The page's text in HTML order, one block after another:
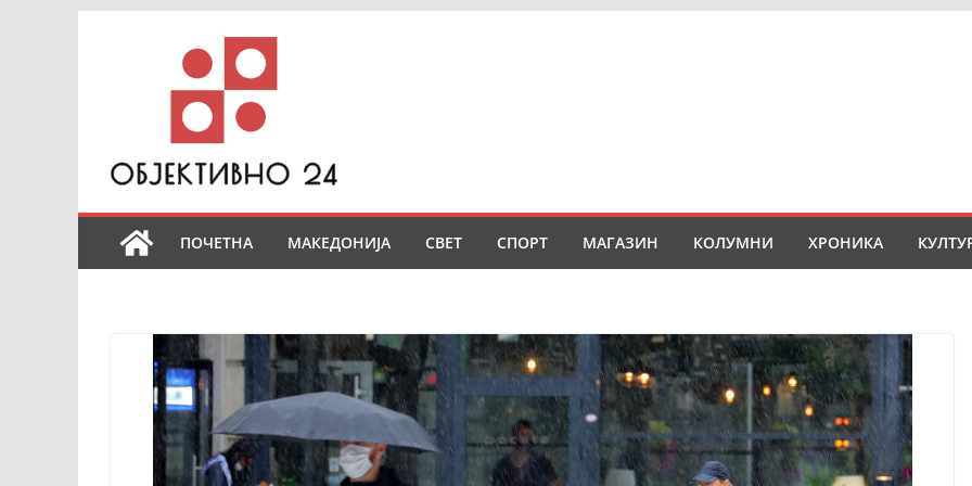
ПОЧЕТНА МАКЕДОНИЈА СВЕТ СПОРТ МАГАЗИН КОЛУМНИ ХРОНИКА